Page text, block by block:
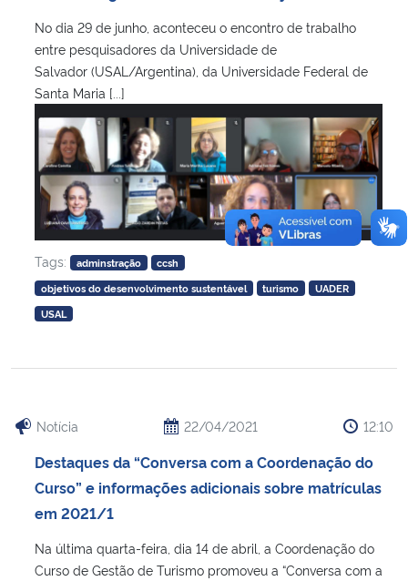
No dia 29 de junho, aconteceu o encontro de trabalho
entre pesquisadores da Universidade de
Salvador (USAL/Argentina), da Universidade Federal de
Santa Maria [...]
Tags: adminstração
ccsh
objetivos do desenvolvimento sustentável
turismo
UADER
USAL
Notícia 22/04/2021 12:10
Destaques da “Conversa com a Coordenação do
Curso” e informações adicionais sobre matrículas
em 2021/1
Na última quarta-feira, dia 14 de abril, a Coordenação do
Curso de Gestão de Turismo promoveu a “Conversa com a